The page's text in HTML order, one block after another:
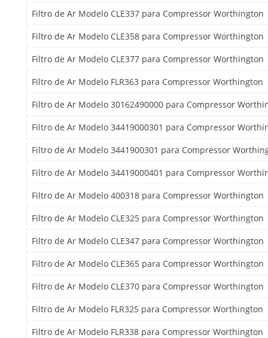
Filtro de Ar Modelo CLE337 para Compressor Worthington
Filtro de Ar Modelo CLE358 para Compressor Worthington
Filtro de Ar Modelo CLE377 para Compressor Worthington
Filtro de Ar Modelo FLR363 para Compressor Worthington
Filtro de Ar Modelo 30162490000 para Compressor
Filtro de Ar Modelo 34419000301 para Compressor
Filtro de Ar Modelo 3441900301 para Compressor
Filtro de Ar Modelo 34419000401 para Compressor
Filtro de Ar Modelo 400318 para Compressor Worthington
Filtro de Ar Modelo CLE325 para Compressor Worthington
Filtro de Ar Modelo CLE347 para Compressor Worthington
Filtro de Ar Modelo CLE365 para Compressor Worthington
Filtro de Ar Modelo CLE370 para Compressor Worthington
Filtro de Ar Modelo FLR325 para Compressor Worthington
Filtro de Ar Modelo FLR338 para Compressor Worthington